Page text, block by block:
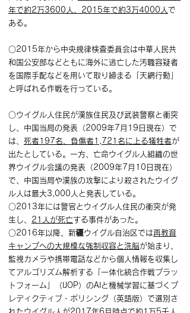
年で約2万3600人、2015年で約3万4000人 で
ある。
○2015年から中央規律検査委員会は中華人民共
和国公安部などともに海外に逃亡した汚職容疑者
を国際手配などを用いて取り締まる「天網行動」
と呼ばれる作戦を行っている。
○ウイグル人住民が漢族住民及び武装警察と衝突
し、中国当局の発表（2009年7月19日現在）で
は、 死者197名、負傷者1,721名に上る犠牲者が
出たとしている。一方、亡命ウイグル人組織の世
界ウイグル会議の発表（2009年7月10日現在）
で、中国当局や漢族の攻撃により殺されたウイグ
ル人は最大3,000人と発表している。
○2013年には警官とウイグル人住民の衝突が発
生し、 21人が死亡する事件があった。
○2016年以降、新疆ウイグル自治区では再教育
キャンプへの大規模な強制収容と洗脳が始まり、
監視カメラや携帯電話などから個人情報を収集し
てアルゴリズム解析する「一体化統合作戦プラッ
トフォーム」（IJOP）のAIと機械学習に基づくプ
レディクティブ・ポリシング（英語版）で選別さ